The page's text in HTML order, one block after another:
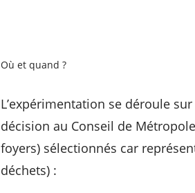
Où et quand ?
L’expérimentation se déroule
décision au Conseil de
foyers) sélectionnés car
déchets) :